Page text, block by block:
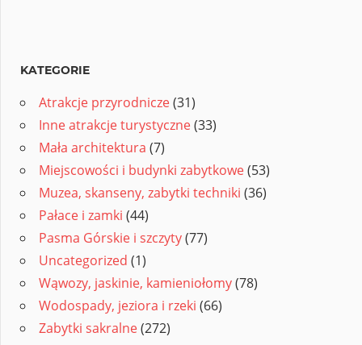
KATEGORIE
Atrakcje przyrodnicze(31)
Inne atrakcje turystyczne(33)
Mała architektura (7)
Miejscowości i budynki zabytkowe(53)
Muzea, skanseny, zabytki techniki (36)
Pałace i zamki (44)
Pasma Górskie i szczyty(77)
Uncategorized (1)
Wąwozy, jaskinie, kamieniołomy(78)
Wodospady, jeziora i rzeki (66)
Zabytki sakralne(272)